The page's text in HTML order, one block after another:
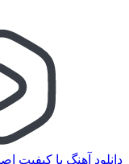
دانلود آهنگ با کیفیت